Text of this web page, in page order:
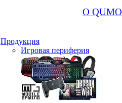
О QUMO
Продукция
Игровая периферия